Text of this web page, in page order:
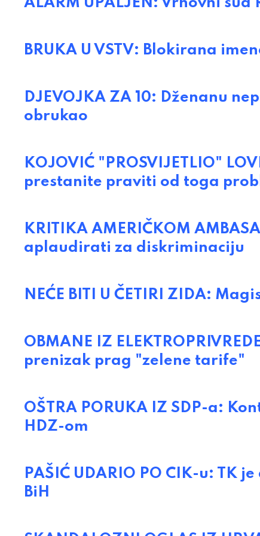
BRUKA U VSTV: Blokirana
DJEVOJKA ZA 10: Dženanu
obrukao
KOJOVIĆ "PROSVIJETLIO"
prestanite praviti od toga
KRITIKA AMERIČKOM
aplaudirati za diskriminaciju
NEĆE BITI U ČETIRI ZIDA:
OBMANE IZ
prenizak prag "zelene tarife"
OŠTRA PORUKA IZ SDP-a:
HDZ-om
PAŠIĆ UDARIO PO CIK-u: TK
BiH